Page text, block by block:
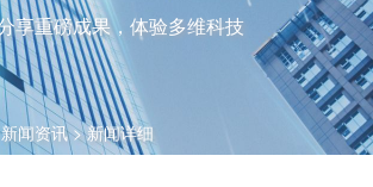
享重磅成果，体验多维科技
新闻资讯> 新闻详细